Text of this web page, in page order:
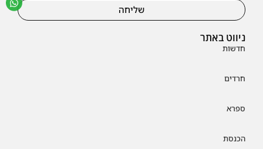
ניווט באתר
חדשות
חרדים
ספרא
הכנסת
שליחה